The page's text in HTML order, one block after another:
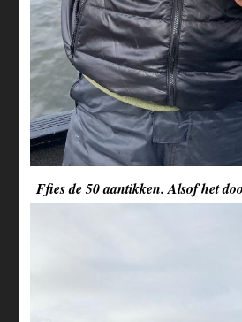
Ffies de 50 aantikken. Alsof het